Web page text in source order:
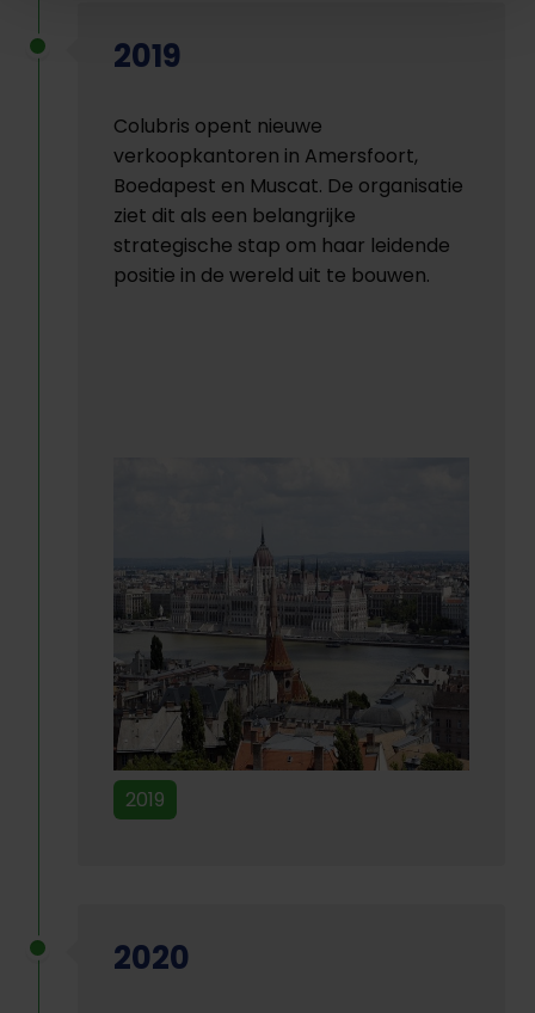
2019
Colubris opent nieuwe
verkoopkantoren in Amersfoort,
Boedapest en Muscat. De organisatie
ziet dit als een belangrijke
strategische stap om haar leidende
positie in de wereld uit te bouwen.
2019
2020